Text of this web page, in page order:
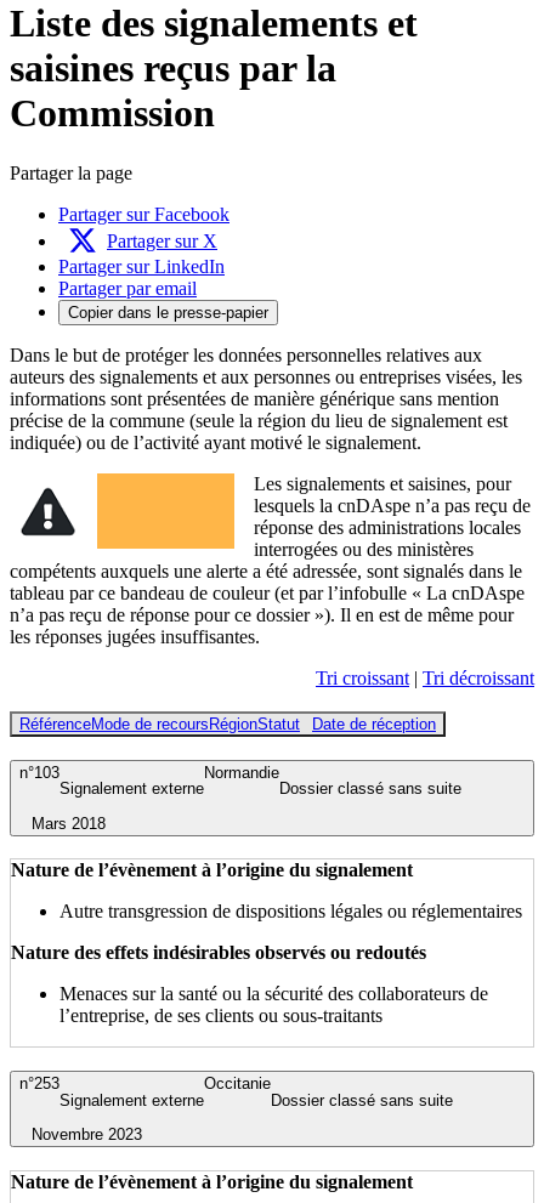
Liste des signalements et
saisines reçus par la
Commission
Partager la page
Partager sur Facebook
Partager sur X
Partager sur LinkedIn
Partager par email
Copier dans le presse-papier
Dans le but de protéger les données personnelles relatives aux
auteurs des signalements et aux personnes ou entreprises visées, les
informations sont présentées de manière générique sans mention
précise de la commune (seule la région du lieu de signalement est
indiquée) ou de l’activité ayant motivé le signalement.
Les signalements et saisines, pour
lesquels la cnDAspe n’a pas reçu de
réponse des administrations locales
interrogées ou des ministères
compétents auxquels une alerte a été adressée, sont signalés dans le
tableau par ce bandeau de couleur (et par l’infobulle « La cnDAspe
n’a pas reçu de réponse pour ce dossier »). Il en est de même pour
les réponses jugées insuffisantes.
Tri croissant | Tri décroissant
Date de réception
Statut
Région
Mode de recours
Référence
Mars 2018
Dossier classé sans suite
Normandie
Signalement externe
n°103
Nature de l’évènement à l’origine du signalement
Autre transgression de dispositions légales ou réglementaires
Nature des effets indésirables observés ou redoutés
Menaces sur la santé ou la sécurité des collaborateurs de
l’entreprise, de ses clients ou sous-traitants
Novembre 2023
Dossier classé sans suite
Occitanie
Signalement externe
n°253
Nature de l’évènement à l’origine du signalement